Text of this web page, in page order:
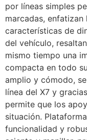
por líneas simples
marcadas, enfatizan
características de
del vehículo,
mismo tiempo una
compacta en todo
amplio y cómodo, se
línea del X7 y
permite que los
situación.
funcionalidad y